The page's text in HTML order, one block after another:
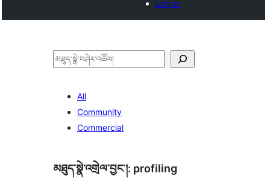
Log in
བཤེར་
All
Community
Commercial
མཐུད་སྣེ་འགྲེལ་བྱང་།: profiling